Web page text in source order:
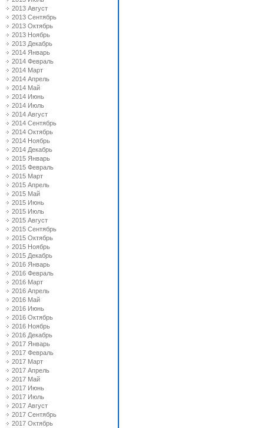
2013 Август
2013 Сентябрь
2013 Октябрь
2013 Ноябрь
2013 Декабрь
2014 Январь
2014 Февраль
2014 Март
2014 Апрель
2014 Май
2014 Июнь
2014 Июль
2014 Август
2014 Сентябрь
2014 Октябрь
2014 Ноябрь
2014 Декабрь
2015 Январь
2015 Февраль
2015 Март
2015 Апрель
2015 Май
2015 Июнь
2015 Июль
2015 Август
2015 Сентябрь
2015 Октябрь
2015 Ноябрь
2015 Декабрь
2016 Январь
2016 Февраль
2016 Март
2016 Апрель
2016 Май
2016 Июнь
2016 Октябрь
2016 Ноябрь
2016 Декабрь
2017 Январь
2017 Февраль
2017 Март
2017 Апрель
2017 Май
2017 Июнь
2017 Июль
2017 Август
2017 Сентябрь
2017 Октябрь